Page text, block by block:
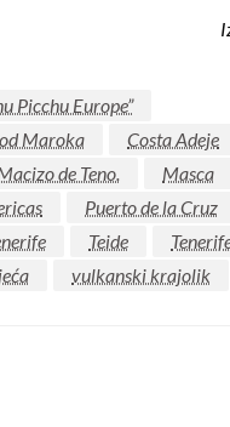
Picchu Europe”
Maroka
Costa Adeje
de Teno.
Masca
Puerto de la Cruz
Teide
vulkanski krajolik